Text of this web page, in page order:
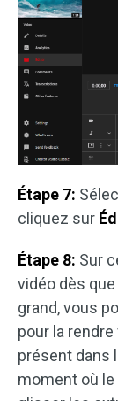
Étape 7:
cliquez sur
Étape 8: Sur
vidéo dès
grand, vous
pour la
présent dans
moment où